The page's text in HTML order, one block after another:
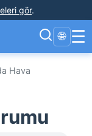
gör.
🌐 ☰
Hava